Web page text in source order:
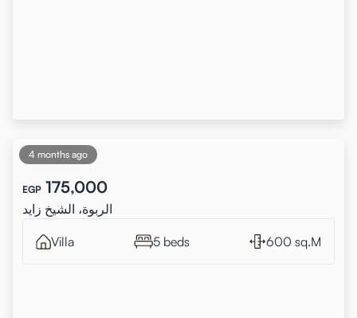
4 months ago
EGP 175,000
الربوة، الشيخ زايد
Villa 5 beds 600 sq.M